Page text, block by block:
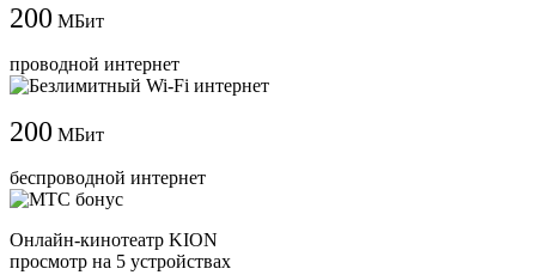
200 МБит
проводной интернет
200 МБит
беспроводной интернет
Онлайн-кинотеатр KION
просмотр на 5 устройствах